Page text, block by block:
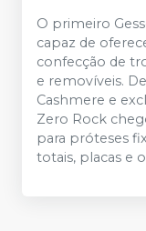
O primeiro
capaz de
confecção de
e removíveis.
Cashmere e
Zero Rock
para próteses
totais, placas e